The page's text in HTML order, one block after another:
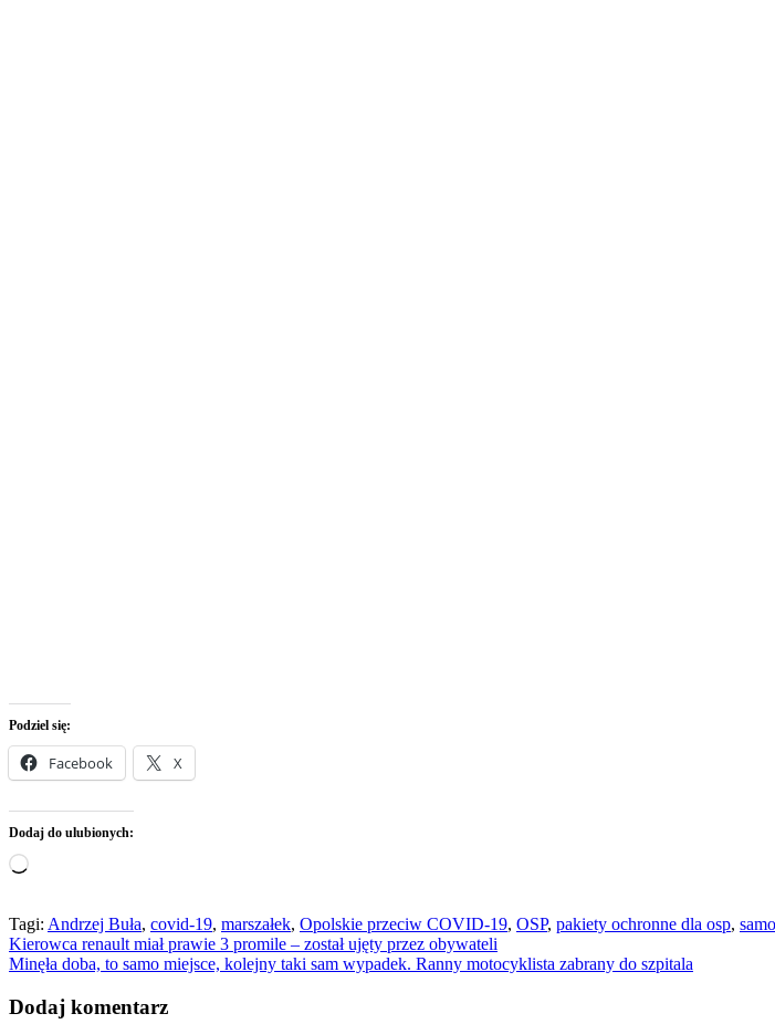
Podziel się:
Facebook X
Dodaj do ulubionych:
Wczytywanie…
Tagi: Andrzej Buła, covid-19, marszałek, Opolskie przeciw COVID-19, OSP, pakiety ochronne dla osp,
Nawigacja
wpisu
Kierowca renault miał prawie 3 promile – został ujęty przez obywateli
Minęła doba, to samo miejsce, kolejny taki sam wypadek. Ranny motocyklista zabrany do szpitala
Dodaj komentarz